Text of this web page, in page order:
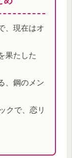
、現在はオ
果たした
、鋼のメン
クで、恋リ